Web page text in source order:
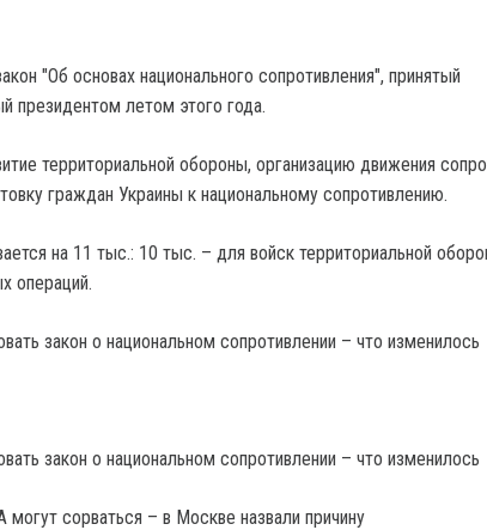
"Об основах национального сопротивления", принятый
президентом летом этого года.
территориальной обороны, организацию движения
граждан Украины к национальному сопротивлению.
на 11 тыс.: 10 тыс. – для войск территориальной
операций.
сорваться – в Москве назвали причину